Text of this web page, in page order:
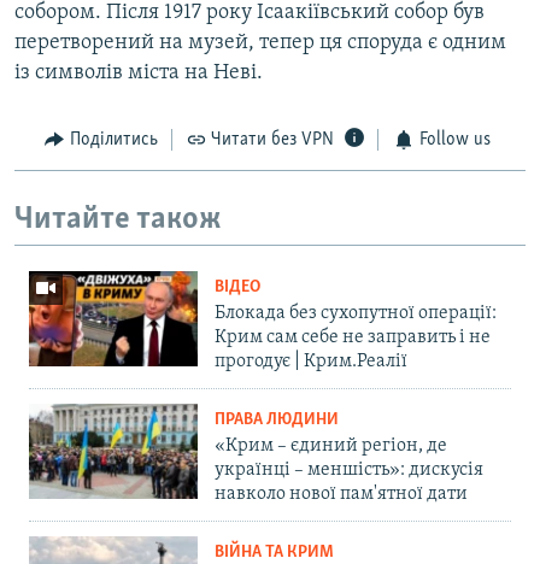
собором. Після 1917 року Ісаакіївський собор був
перетворений на музей, тепер ця споруда є одним
із символів міста на Неві.
Поділитись Читати без VPN Follow us
Читайте також
ВІДЕО
Блокада без сухопутної операції:
Крим сам себе не заправить і не
прогодує | Крим.Реалії
ПРАВА ЛЮДИНИ
«Крим – єдиний регіон, де
українці – меншість»: дискусія
навколо нової пам'ятної дати
ВІЙНА ТА КРИМ